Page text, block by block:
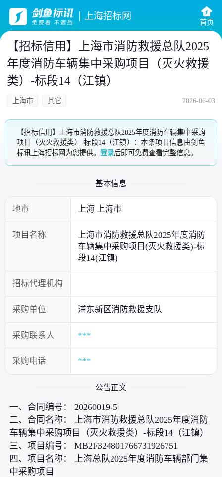
上海招标网
首页
【招标信用】上海市消防救援总队2025
年度消防车辆集中采购项目（灭火救援
类）-标段14（江镇）
上海市 其它 2026-06-03
【招标信用】上海市消防救援总队2025年度消防车辆集中采购
项目（灭火救援类）-标段14（江镇）：本条项目信息由剑鱼
标讯上海招标网为您提供。登录后即可免费查看完整信息。
基本信息
地市 上海 上海市
项目名称
上海市消防救援总队2025年度消防
车辆集中采购项目(灭火救援类)-标
段14(江镇)
招标代理机构
采购单位 浦东新区消防救援支队
采购联系人 ***
采购电话 ***
公告正文
一、合同编号： 20260019-5
二、合同名称： 上海市消防救援总队2025年度消防
车辆集中采购项目（灭火救援类）-标段14（江镇）
三、项目编号： MB2F324801766731926751
四、项目名称： 上海总队2025年度消防车辆部门集
中采购项目